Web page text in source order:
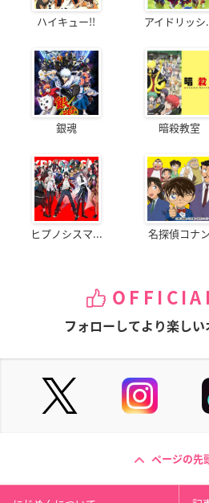
ハイキュー!! アイドリッシ
銀魂 暗殺教室
ヒプノシスマ... 名探偵コナン
フォローしてより楽しい
ページの先